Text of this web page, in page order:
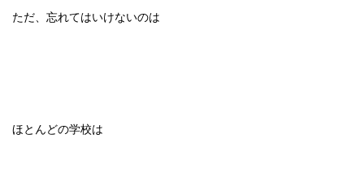
ただ、忘れてはいけないのは
ほとんどの学校は